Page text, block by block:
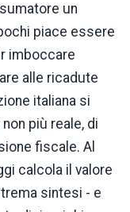
un
piace essere
imboccare
alle ricadute
italiana si
più reale, di
fiscale. Al
calcola il valore
sintesi - e